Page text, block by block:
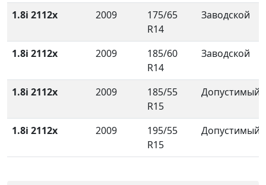
1.8i 2112x 2009
175/65
R14
Заводской
1.8i 2112x 2009
185/60
R14
Заводской
1.8i 2112x 2009
185/55
R15
Допустимый
1.8i 2112x 2009
195/55
R15
Допустимый